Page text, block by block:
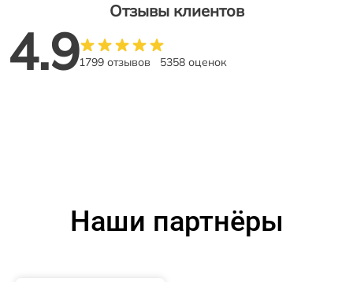
Отзывы клиентов
4.91799 отзывов 5358 оценок
Наши партнёры